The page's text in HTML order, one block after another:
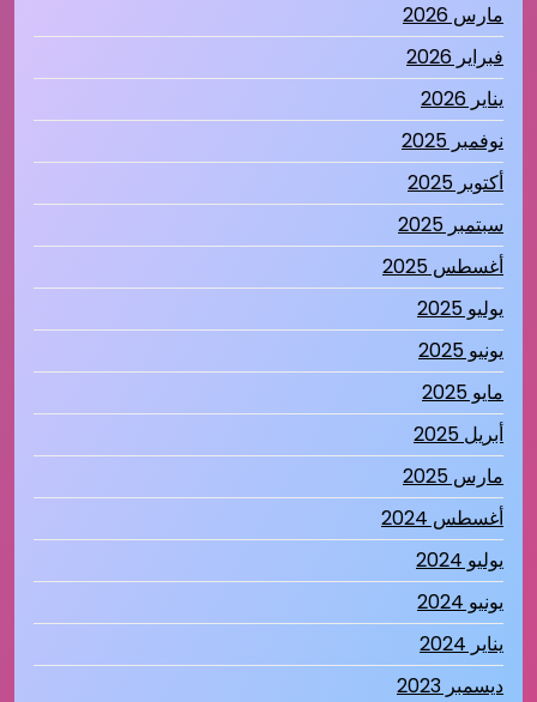
مارس 2026
فبراير 2026
يناير 2026
نوفمبر 2025
أكتوبر 2025
سبتمبر 2025
أغسطس 2025
يوليو 2025
يونيو 2025
مايو 2025
أبريل 2025
مارس 2025
أغسطس 2024
يوليو 2024
يونيو 2024
يناير 2024
ديسمبر 2023